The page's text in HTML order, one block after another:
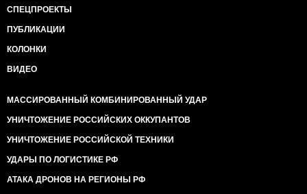
СПЕЦПРОЕКТЫ
ПУБЛИКАЦИИ
КОЛОНКИ
ВИДЕО
МАССИРОВАННЫЙ КОМБИНИРОВАННЫЙ УДАР
УНИЧТОЖЕНИЕ РОССИЙСКИХ ОККУПАНТОВ
УНИЧТОЖЕНИЕ РОССИЙСКОЙ ТЕХНИКИ
УДАРЫ ПО ЛОГИСТИКЕ РФ
АТАКА ДРОНОВ НА РЕГИОНЫ РФ